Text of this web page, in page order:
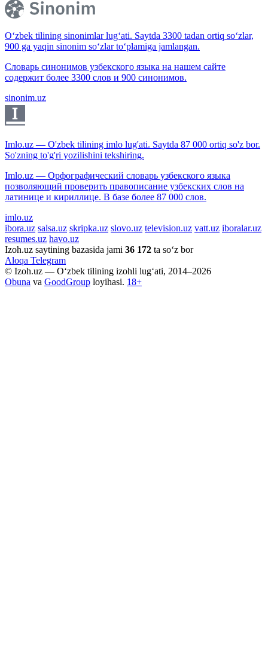
O‘zbek tilining sinonimlar lug‘ati. Saytda 3300 tadan ortiq so‘zlar,
900 ga yaqin sinonim so‘zlar to‘plamiga jamlangan.
Словарь синонимов узбекского языка на нашем сайте
содержит более 3300 слов и 900 синонимов.
sinonim.uz
Imlo.uz — O'zbek tilining imlo lug'ati. Saytda 87 000 ortiq so'z bor.
So'zning to'g'ri yozilishini tekshiring.
Imlo.uz — Орфографический словарь узбекского языка
позволяющий проверить правописание узбекских слов на
латинице и кириллице. В базе более 87 000 слов.
imlo.uz
ibora.uz salsa.uz skripka.uz slovo.uz television.uz vatt.uz iboralar.uz
resumes.uz havo.uz
Izoh.uz saytining bazasida jami 36 172 ta so‘z bor
Aloqa Telegram
© Izoh.uz — O‘zbek tilining izohli lug‘ati, 2014–2026
Obuna va GoodGroup loyihasi. 18+